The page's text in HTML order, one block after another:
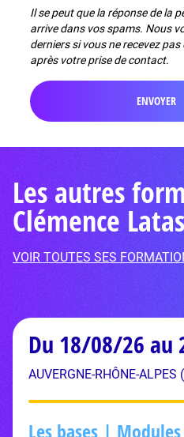
Il se peut que la réponse de la
arrive dans vos spams. Nous
derniers si vous ne recevez
après votre prise de contact.
Les autres
Clémence
VOIR TOUTES SES
Du 18/08/26 au
AUVERGNE-RHÔNE-ALPES
Les bases |